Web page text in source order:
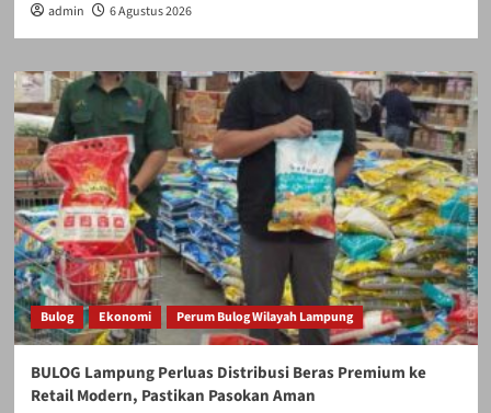
admin 6 Agustus 2026
Bulog Ekonomi Perum Bulog Wilayah Lampung
BULOG Lampung Perluas Distribusi Beras Premium ke
Retail Modern, Pastikan Pasokan Aman